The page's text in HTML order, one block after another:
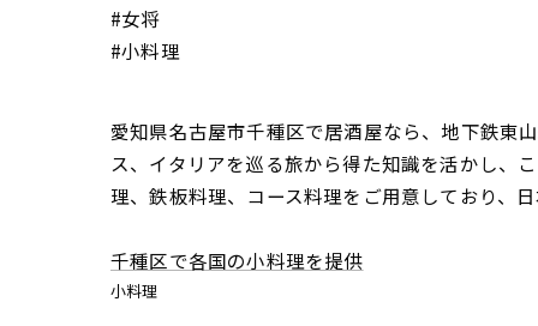
#女将
#小料理
愛知県名古屋市千種区で居酒屋なら、地下鉄東
ス、イタリアを巡る旅から得た知識を活かし、
理、鉄板料理、コース料理をご用意しており、
千種区で各国の小料理を提供
小料理